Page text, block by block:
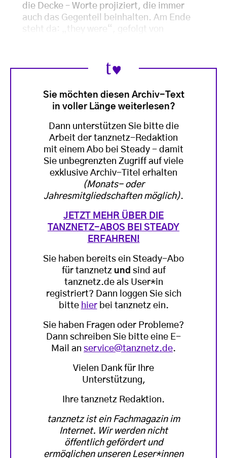
die Decke – Worte projiziert, die immer
auch das Gegenteil beinhalten. Am Ende
steht da: „they were“, gefolgt von
Sie möchten diesen Archiv-Text
in voller Länge weiterlesen?
Dann unterstützen Sie bitte die
Arbeit der tanznetz-Redaktion
mit einem Abo bei Steady - damit
Sie unbegrenzten Zugriff auf viele
exklusive Archiv-Titel erhalten
(Monats- oder
Jahresmitgliedschaften möglich).
JETZT MEHR ÜBER DIE
TANZNETZ-ABOS BEI STEADY
ERFAHREN!
Sie haben bereits ein Steady-Abo
für tanznetz und sind auf
tanznetz.de als User*in
registriert? Dann loggen Sie sich
bitte hierbei tanznetz ein.
Sie haben Fragen oder Probleme?
Dann schreiben Sie bitte eine E-
Mail an service@tanznetz.de.
Vielen Dank für Ihre
Unterstützung,
Ihre tanznetz Redaktion.
tanznetz ist ein Fachmagazin im
Internet. Wir werden nicht
öffentlich gefördert und
ermöglichen unseren Leser*innen